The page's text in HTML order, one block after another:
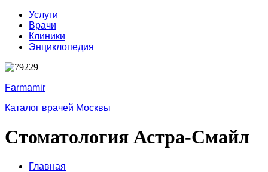
Услуги
Врачи
Клиники
Энциклопедия
Farmamir
Каталог врачей Москвы
Стоматология Астра-Смайл
Главная